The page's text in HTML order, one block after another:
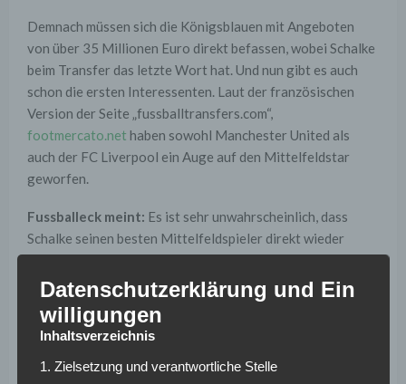
Demnach müssen sich die Königsblauen mit Angeboten
von über 35 Millionen Euro direkt befassen, wobei Schalke
beim Transfer das letzte Wort hat. Und nun gibt es auch
schon die ersten Interessenten. Laut der französischen
Version der Seite „fussballtransfers.com“,
footmercato.net haben sowohl Manchester United als
auch der FC Liverpool ein Auge auf den Mittelfeldstar
geworfen.
Fussballeck meint: Es ist sehr unwahrscheinlich, dass
Schalke seinen besten Mittelfeldspieler direkt wieder
verkauft. 35 Millionen für diesen Eckpfeiler sind auch ein
bisschen wenig. Manager Christian Heidel hat für Leroy
Sané knapp 50 Millionen Euro rausverhandelt. In dieser
Region müsste dann auch die Ablöse für Bentaleb liegen,
algerischen Nationalspielers überhaupt erst nachdenken.
Datenschutzerklärung und Ein
willigungen
Inhaltsverzeichnis
1. Zielsetzung und verantwortliche Stelle